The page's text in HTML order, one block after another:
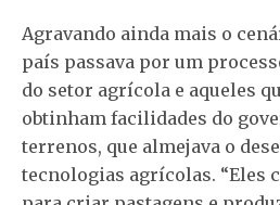
Agravando ainda mais o
país passava por um
do setor agrícola e aqueles
obtinham facilidades do
terrenos, que almejava o
tecnologias agrícolas. “Eles